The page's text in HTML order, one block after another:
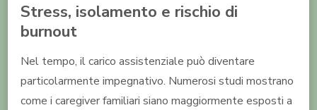
Stress, isolamento e rischio di
burnout
Nel tempo, il carico assistenziale può diventare
particolarmente impegnativo. Numerosi studi mostrano
come i caregiver familiari siano maggiormente esposti a